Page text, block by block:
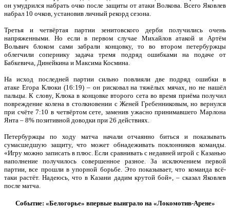
он умудрился набрать очко после защиты от атаки Волкова. Всего Яковлев
набрал 10 очков, установив личный рекорд сезона.
Третья и четвёртая партии зенитовского дерби получились очень
напряженными. Но если в первом случае Михайлов атакой и Артём
Вольвич блоком сами забрали концовку, то во втором петербуржцы
облегчили сопернику задача тремя подряд ошибками на подаче от
Бабкевича, Динейкина и Максима Космина.
На исход последней партии сильно повлияли две подряд ошибки в
атаке Егора Клюки (16:19) – он рисковал на тяжёлых мячах, но не нашёл
пальцы. К слову, Клюка в концовке второго сета во время приёма получил
повреждение колена в столкновении с Женей Гребенниковым, но вернулся
при счёте 7:10 в четвёртом сете, заменив ужасно принимавшего Марлона
Янта – 8% позитивной доводки при 26 действиях.
Петербуржцы по ходу матча начали отчаянно биться и показывать
сумасшедшую защиту, что может обнадеживать поклонников команды.
«Игру можно записать в плюс. Если сравнивать с недавней игрой с Казанью
наполнение получилось совершенное разное. За исключением первой
партии, все прошли в упорной борьбе. Это показывает, что команда всё-
таки растёт. Надеюсь, что в Казани дадим крутой бой», – сказал Яковлев
после матча.
Событие: «Белогорье» впервые выиграло на «Локомотив-Арене»